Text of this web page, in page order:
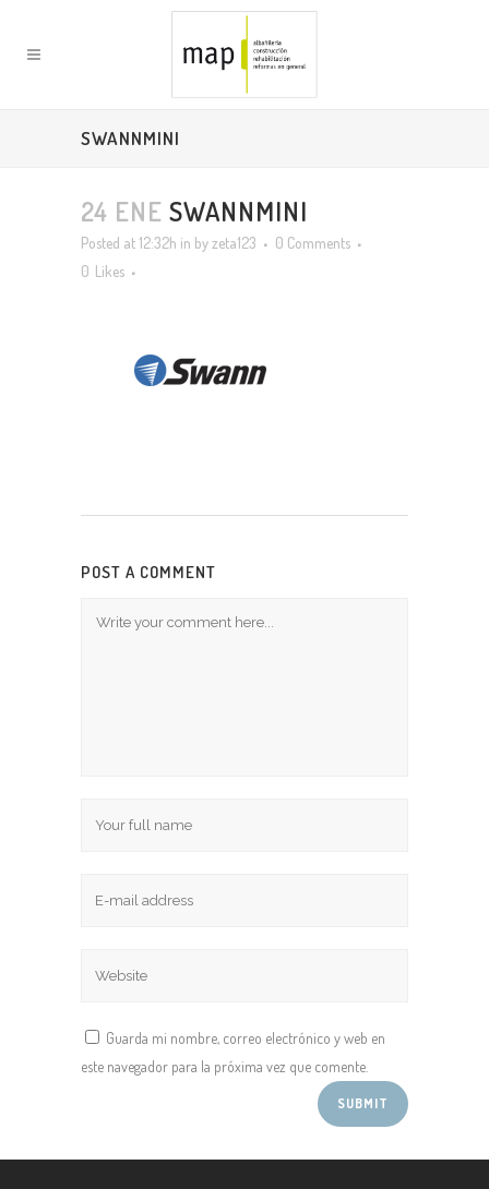
SWANNMINI
24 ENE SWANNMINI
Posted at 12:32h in byzeta123
0 Comments
0 Likes
POST A COMMENT
Guarda mi nombre, correo electrónico y web en
este navegador para la próxima vez que comente.